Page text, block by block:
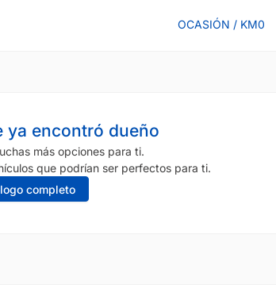
OCASIÓN / KM0
ya encontró dueño
más opciones para ti.
que podrían ser perfectos para ti.
completo